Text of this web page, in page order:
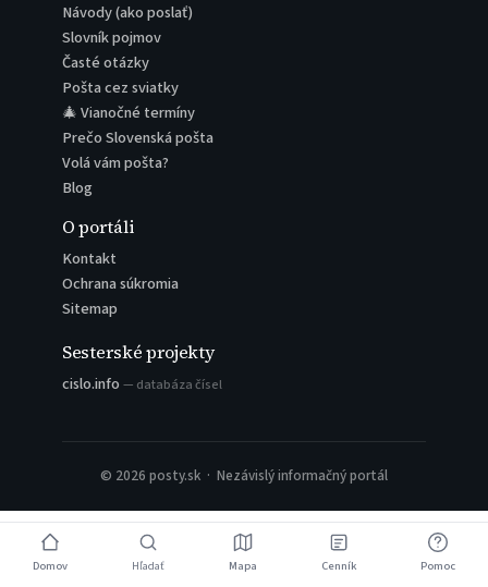
Návody (ako poslať)
Slovník pojmov
Časté otázky
Pošta cez sviatky
🎄 Vianočné termíny
Prečo Slovenská pošta
Volá vám pošta?
Blog
O portáli
Kontakt
Ochrana súkromia
Sitemap
Sesterské projekty
cislo.info — databáza čísel
© 2026 posty.sk · Nezávislý informačný portál
Domov Hľadať Mapa Cenník Pomoc